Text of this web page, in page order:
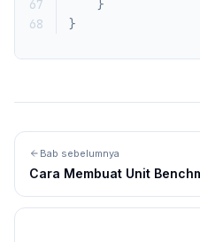
67
}
68
}
Bab sebelumnya
Cara Membuat Unit